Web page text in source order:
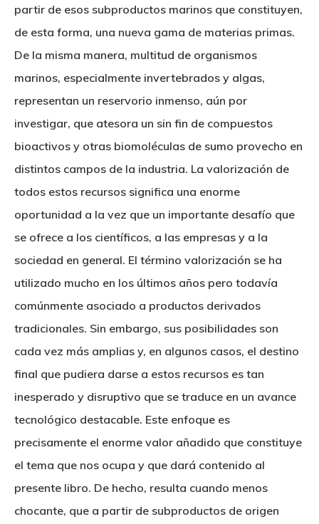
partir de esos subproductos marinos que constituyen,
de esta forma, una nueva gama de materias primas.
De la misma manera, multitud de organismos
marinos, especialmente invertebrados y algas,
representan un reservorio inmenso, aún por
investigar, que atesora un sin fin de compuestos
bioactivos y otras biomoléculas de sumo provecho en
distintos campos de la industria. La valorización de
todos estos recursos significa una enorme
oportunidad a la vez que un importante desafío que
se ofrece a los científicos, a las empresas y a la
sociedad en general. El término valorización se ha
utilizado mucho en los últimos años pero todavía
comúnmente asociado a productos derivados
tradicionales. Sin embargo, sus posibilidades son
cada vez más amplias y, en algunos casos, el destino
final que pudiera darse a estos recursos es tan
inesperado y disruptivo que se traduce en un avance
tecnológico destacable. Este enfoque es
precisamente el enorme valor añadido que constituye
el tema que nos ocupa y que dará contenido al
presente libro. De hecho, resulta cuando menos
chocante, que a partir de subproductos de origen